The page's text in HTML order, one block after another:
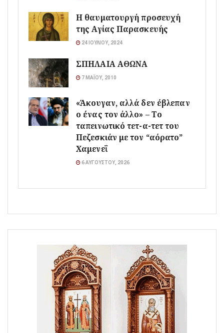
Η θαυματουργή προσευχή
της Αγίας Παρασκευής
24 ΙΟΥΛΊΟΥ, 2024
ΣΠΗΛΑΙΑ ΑΘΩΝΑ
7 ΜΑΪ́ΟΥ, 2010
«Άκουγαν, αλλά δεν έβλεπαν
ο ένας τον άλλο» – Το
ταπεινωτικό τετ-α-τετ του
Πεζεσκιάν με τον “αόρατο”
Χαμενεΐ
6 ΑΥΓΟΎΣΤΟΥ, 2026